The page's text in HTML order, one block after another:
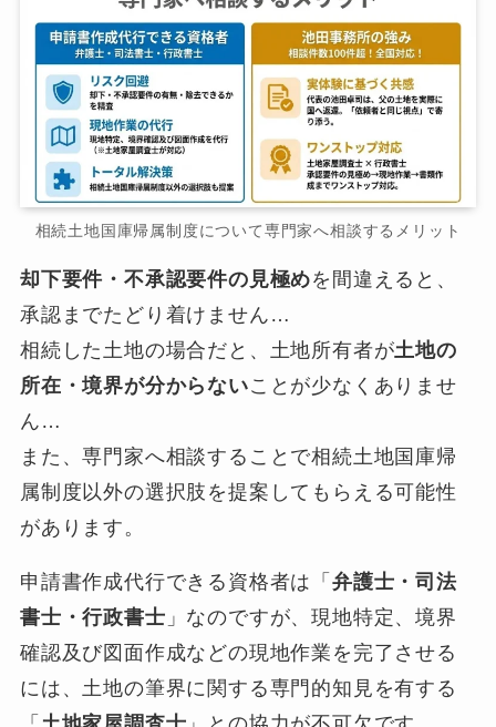
相続土地国庫帰属制度について専門家へ相談するメリット
却下要件・不承認要件の見極めを間違えると、
承認までたどり着けません…
相続した土地の場合だと、土地所有者が土地の
所在・境界が分からないことが少なくありませ
ん…
また、専門家へ相談することで相続土地国庫帰
属制度以外の選択肢を提案してもらえる可能性
があります。
申請書作成代行できる資格者は「弁護士・司法
書士・行政書士 」なのですが、現地特定、境界
確認及び図面作成などの現地作業を完了させる
には、土地の筆界に関する専門的知見を有する